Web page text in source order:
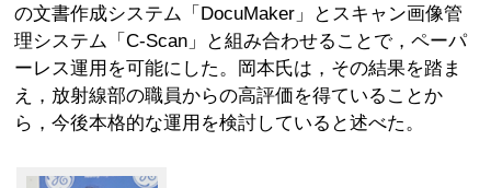
の文書作成システム「DocuMaker」とスキャン画像管
理システム「C-Scan」と組み合わせることで，ペーパ
ーレス運用を可能にした。岡本氏は，その結果を踏ま
え，放射線部の職員からの高評価を得ていることか
ら，今後本格的な運用を検討していると述べた。